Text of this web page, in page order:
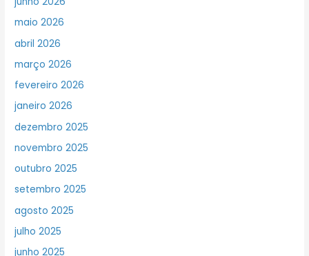
maio 2026
abril 2026
março 2026
fevereiro 2026
janeiro 2026
dezembro 2025
novembro 2025
outubro 2025
setembro 2025
agosto 2025
julho 2025
junho 2025